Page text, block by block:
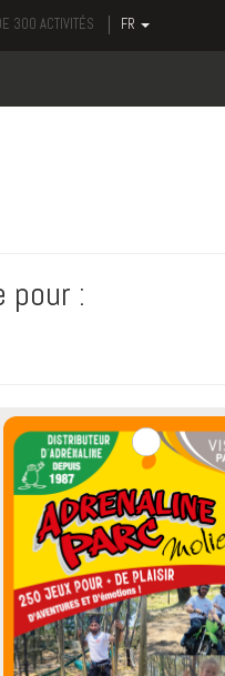
300 ACTIVITÉS FR
pour :